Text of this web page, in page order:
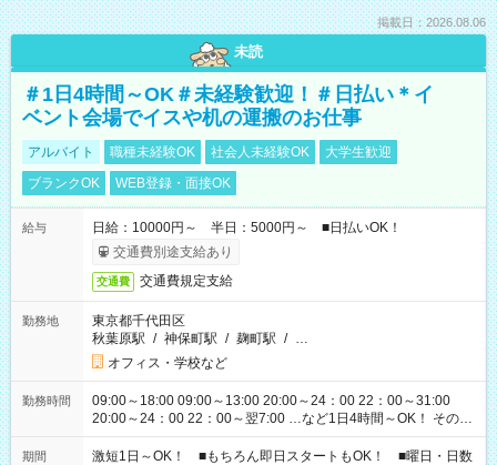
掲載日：2026.08.06
未読
＃1日4時間～OK＃未経験歓迎！＃日払い＊イ
ベント会場でイスや机の運搬のお仕事
アルバイト 職種未経験OK 社会人未経験OK
大学生歓迎
ブランクOK
WEB登録・面接OK
給与
日給：10000円～ 半日：5000円～ ■日払いOK！
交通費別途支給あり
交通費 交通費規定支給
勤務地
東京都千代田区
秋葉原駅 / 神保町駅 / 麹町駅 / …
オフィス・学校など
勤務時間
09:00～18:00 09:00～13:00 20:00～24：00 22：00～31:00
20:00～24：00 22：00～翌7:00 …など1日4時間～OK！ その他
シフトもございます！ お気軽にご相談ください！
期間
激短1日～OK！ ■もちろん即日スタートもOK！ ■曜日・日数